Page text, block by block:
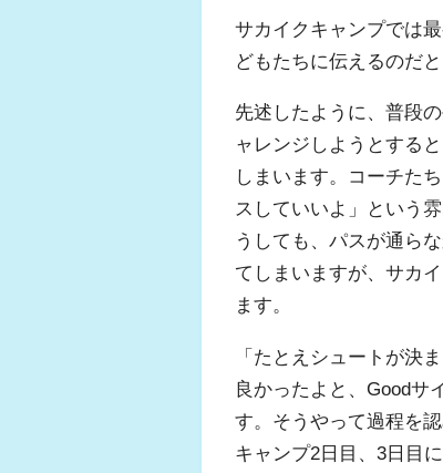
サカイクキャンプでは
どもたちに伝えるのだ
先述したように、普段
ャレンジしようとすると
しまいます。コーチた
スしていいよ」という
うしても、パスが通ら
てしまいますが、サカ
ます。
「たとえシュートが決
良かったよと、Goodサ
す。そうやって過程を
キャンプ2日目、3日目